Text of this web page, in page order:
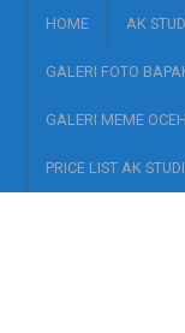
HOME AK
GALERI FOTO
GALERI MEME
PRICE LIST AK